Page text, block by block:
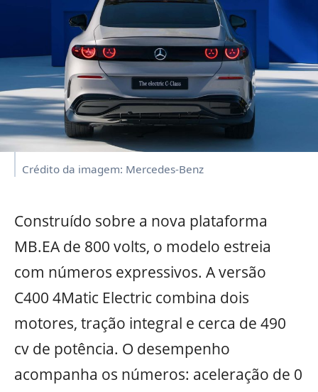
Crédito da imagem: Mercedes-Benz
Construído sobre a nova plataforma
MB.EA de 800 volts, o modelo estreia
com números expressivos. A versão
C400 4Matic Electric combina dois
motores, tração integral e cerca de 490
cv de potência. O desempenho
acompanha os números: aceleração de 0